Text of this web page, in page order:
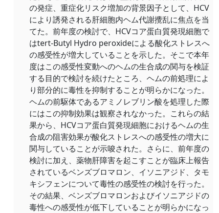
の発症、重症化リスク増加の背景因子として、HCV
により誘発される肝細胞内ヘム代謝攪乱に焦点を当
てた。前年度の検討で、HCVコア蛋白質発現細胞で
はtert-Butyl Hydro peroxideによる酸化ストレスへ
の感受性が増大していることを示した。そこで本年
度はこの感受性変動へのヘムの生合成の関与を検証
する目的で検討を続けたところ、ヘムの前処理によ
り部分的に毒性を抑制することが明らかになった。
ヘムの前駆体であるアミノレブリン酸を処理した際
にはこの抑制効果は観察されなかった。これらの結
果から、HCVコア蛋白質発現細胞におけるヘムの生
合成の阻害効果が酸化ストレスへの感受性の増大に
関与していることが示唆された。さらに、前年度の
検討に加え、薬物肝障害を起こすことが臨床上報告
されているベンズブロマロン、イソニアジド、タモ
キシフェンについて毒性の感受性の検討を行った。
その結果、ベンズブロマロンおよびイソニアジドの
毒性への感受性が低下していることが明らかになっ